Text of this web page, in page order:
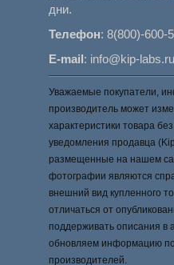
дни.
Телефон:8(800)-600-
E-mail: info@kip-labs.ru
Уважаемые покупатели,
производитель может
характеристики товара
уведомления продавца
размещенные на нашем
фотографии являются
внешний вид купленного
отличаться от
поддерживать описания в
обновляем информацию
производителей.